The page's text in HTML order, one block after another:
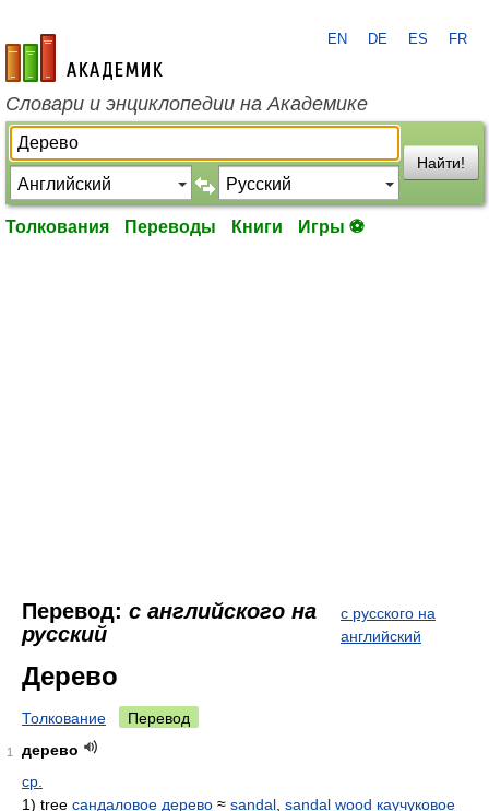
academic.ru
EN DE ES FR
Словари и энциклопедии на Академике
Найти!
Толкования Переводы Книги Игры ⚽
Перевод: с английского на
русский
с русского на
английский
Дерево
Толкование Перевод
1
дерево
ср.
1) tree сандаловое дерево ≈ sandal sandal wood каучуковое